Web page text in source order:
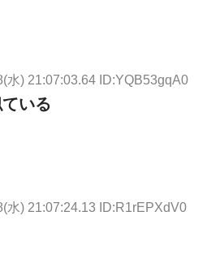
水) 21:07:03.64 ID:YQB53gqA0
いる
水) 21:07:24.13 ID:R1rEPXdV0